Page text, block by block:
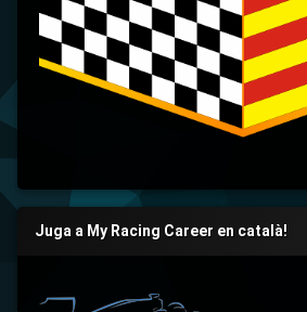
Juga a My Racing Career en català!